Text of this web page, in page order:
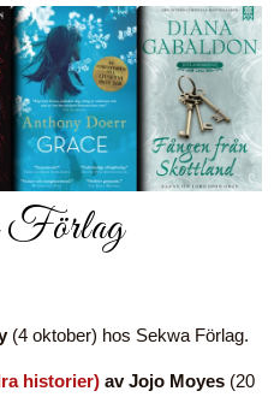
Förlag
(4 oktober) hos Sekwa Förlag.
historier) av Jojo Moyes (20